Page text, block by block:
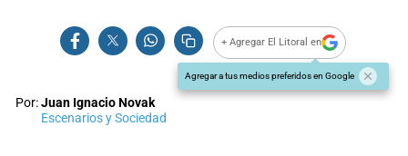
+ Agregar El Litoral en
Agregar a tus medios preferidos en Google
Por:Juan Ignacio Novak
Escenarios y Sociedad